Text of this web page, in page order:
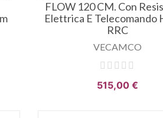
FLOW 120 CM. Con
Elettrica E Telecomando
RRC
VECAMCO
515,00 €